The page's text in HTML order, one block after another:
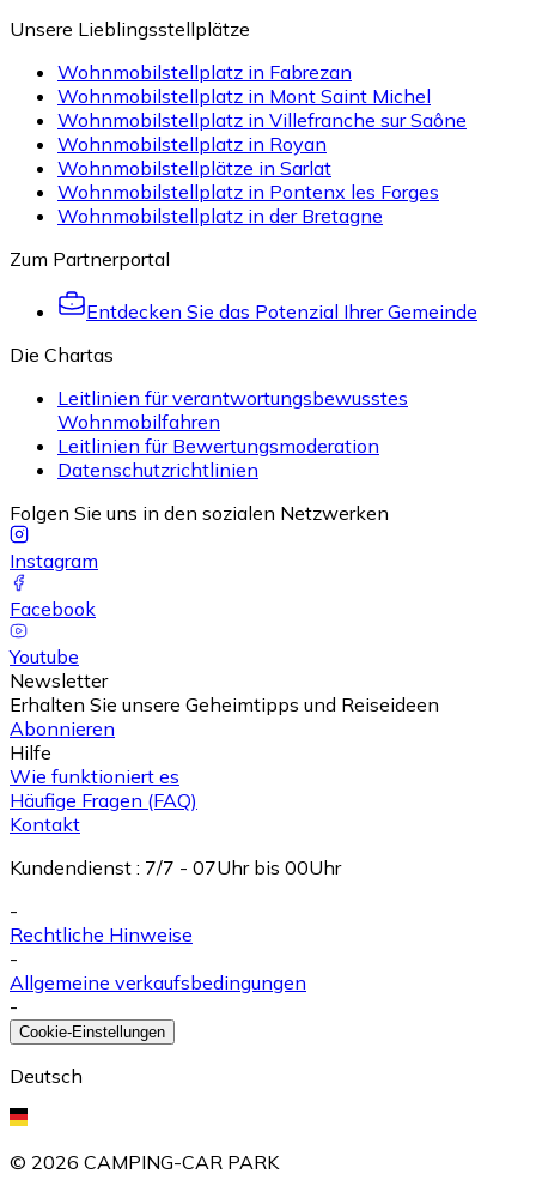
Unsere Lieblingsstellplätze
Wohnmobilstellplatz in Fabrezan
Wohnmobilstellplatz in Mont Saint Michel
Wohnmobilstellplatz in Villefranche sur Saône
Wohnmobilstellplatz in Royan
Wohnmobilstellplätze in Sarlat
Wohnmobilstellplatz in Pontenx les Forges
Wohnmobilstellplatz in der Bretagne
Zum Partnerportal
Entdecken Sie das Potenzial Ihrer Gemeinde
Die Chartas
Leitlinien für verantwortungsbewusstes
Wohnmobilfahren
Leitlinien für Bewertungsmoderation
Datenschutzrichtlinien
Folgen Sie uns in den sozialen Netzwerken
Instagram
Facebook
Youtube
Newsletter
Erhalten Sie unsere Geheimtipps und Reiseideen
Abonnieren
Hilfe
Wie funktioniert es
Häufige Fragen (FAQ)
Kontakt
Kundendienst : 7/7 - 07Uhr bis 00Uhr
-
Rechtliche Hinweise
-
Allgemeine verkaufsbedingungen
-
Cookie-Einstellungen
Deutsch
© 2026 CAMPING-CAR PARK